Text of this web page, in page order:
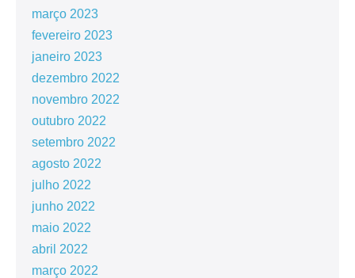
março 2023
fevereiro 2023
janeiro 2023
dezembro 2022
novembro 2022
outubro 2022
setembro 2022
agosto 2022
julho 2022
junho 2022
maio 2022
abril 2022
março 2022